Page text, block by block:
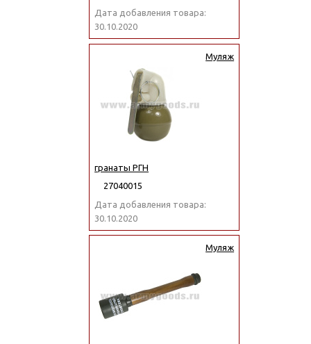
Дата добавления товара:
30.10.2020
Муляж
гранаты РГН
27040015
Дата добавления товара:
30.10.2020
Муляж